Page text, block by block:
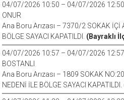
04/07/2026 10:50 – 04/07/2026 12:50
ONUR
Ana Boru Arızası – 7370/2 SOKAK İÇİ
BÖLGE SAYACI KAPATILDI. (Bayraklı
04/07/2026 10:57 – 04/07/2026 12:57
BOSTANLI
Ana Boru Arızası – 1809 SOKAK
NEDENİ İLE BÖLGE SAYACI KAPATILDI.